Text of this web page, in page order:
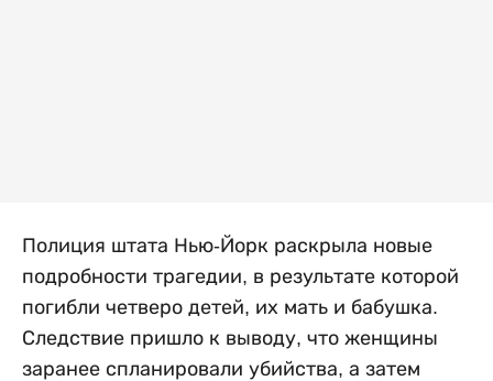
Полиция штата Нью-Йорк раскрыла новые
подробности трагедии, в результате которой
погибли четверо детей, их мать и бабушка.
Следствие пришло к выводу, что женщины
заранее спланировали убийства, а затем